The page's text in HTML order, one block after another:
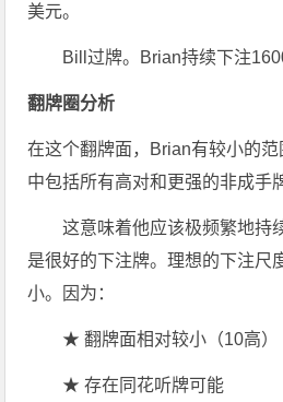
美元。
Bill过牌。Brian持续下注
翻牌圈分析
在这个翻牌面，Brian有较小的
中包括所有高对和更强的非成手
这意味着他应该极频繁地持
是很好的下注牌。理想的下注尺
小。因为：
★ 翻牌面相对较小（10高）
★ 存在同花听牌可能